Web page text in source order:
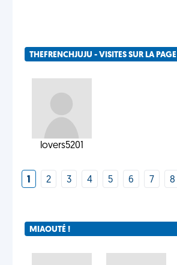
THEFRENCHJUJU - VISITES SUR LA PAGE
lovers5201
1 2 3 4 5 6 7 8
MIAOUTÉ !